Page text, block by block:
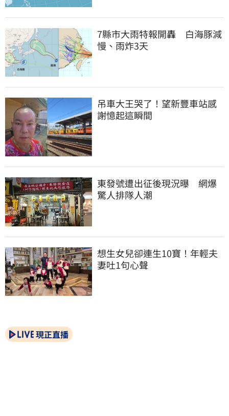
7縣市大雨特報開轟　白海豚減
慢、雨炸3天
吊車大王哭了！望新豐車站感
謝憶起這瞬間
東發號遭出征後現況曝　網爆
驚人排隊人潮
想生女兒卻連生10寶！年輕夫
妻吐1句心聲
現正直播